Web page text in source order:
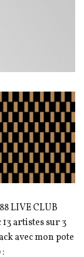
LIVE CLUB
artistes sur 3
avec mon pote